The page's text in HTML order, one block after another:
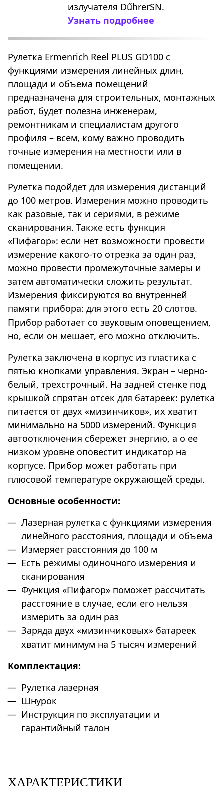
излучателя DűhrerSN.
Узнать подробнее
Рулетка Ermenrich Reel PLUS GD100 с
функциями измерения линейных длин,
площади и объема помещений
предназначена для строительных, монтажных
работ, будет полезна инженерам,
ремонтникам и специалистам другого
профиля – всем, кому важно проводить
точные измерения на местности или в
помещении.
Рулетка подойдет для измерения дистанций
до 100 метров. Измерения можно проводить
как разовые, так и сериями, в режиме
сканирования. Также есть функция
«Пифагор»: если нет возможности провести
измерение какого-то отрезка за один раз,
можно провести промежуточные замеры и
затем автоматически сложить результат.
Измерения фиксируются во внутренней
памяти прибора: для этого есть 20 слотов.
Прибор работает со звуковым оповещением,
но, если он мешает, его можно отключить.
Рулетка заключена в корпус из пластика с
пятью кнопками управления. Экран – черно-
белый, трехстрочный. На задней стенке под
крышкой спрятан отсек для батареек: рулетка
питается от двух «мизинчиков», их хватит
минимально на 5000 измерений. Функция
автоотключения сбережет энергию, а о ее
низком уровне оповестит индикатор на
корпусе. Прибор может работать при
плюсовой температуре окружающей среды.
Основные особенности:
Лазерная рулетка с функциями измерения
линейного расстояния, площади и объема
Измеряет расстояния до 100 м
Есть режимы одиночного измерения и
сканирования
Функция «Пифагор» поможет рассчитать
расстояние в случае, если его нельзя
измерить за один раз
Заряда двух «мизинчиковых» батареек
хватит минимум на 5 тысяч измерений
Комплектация:
Рулетка лазерная
Шнурок
Инструкция по эксплуатации и
гарантийный талон
ХАРАКТЕРИСТИКИ